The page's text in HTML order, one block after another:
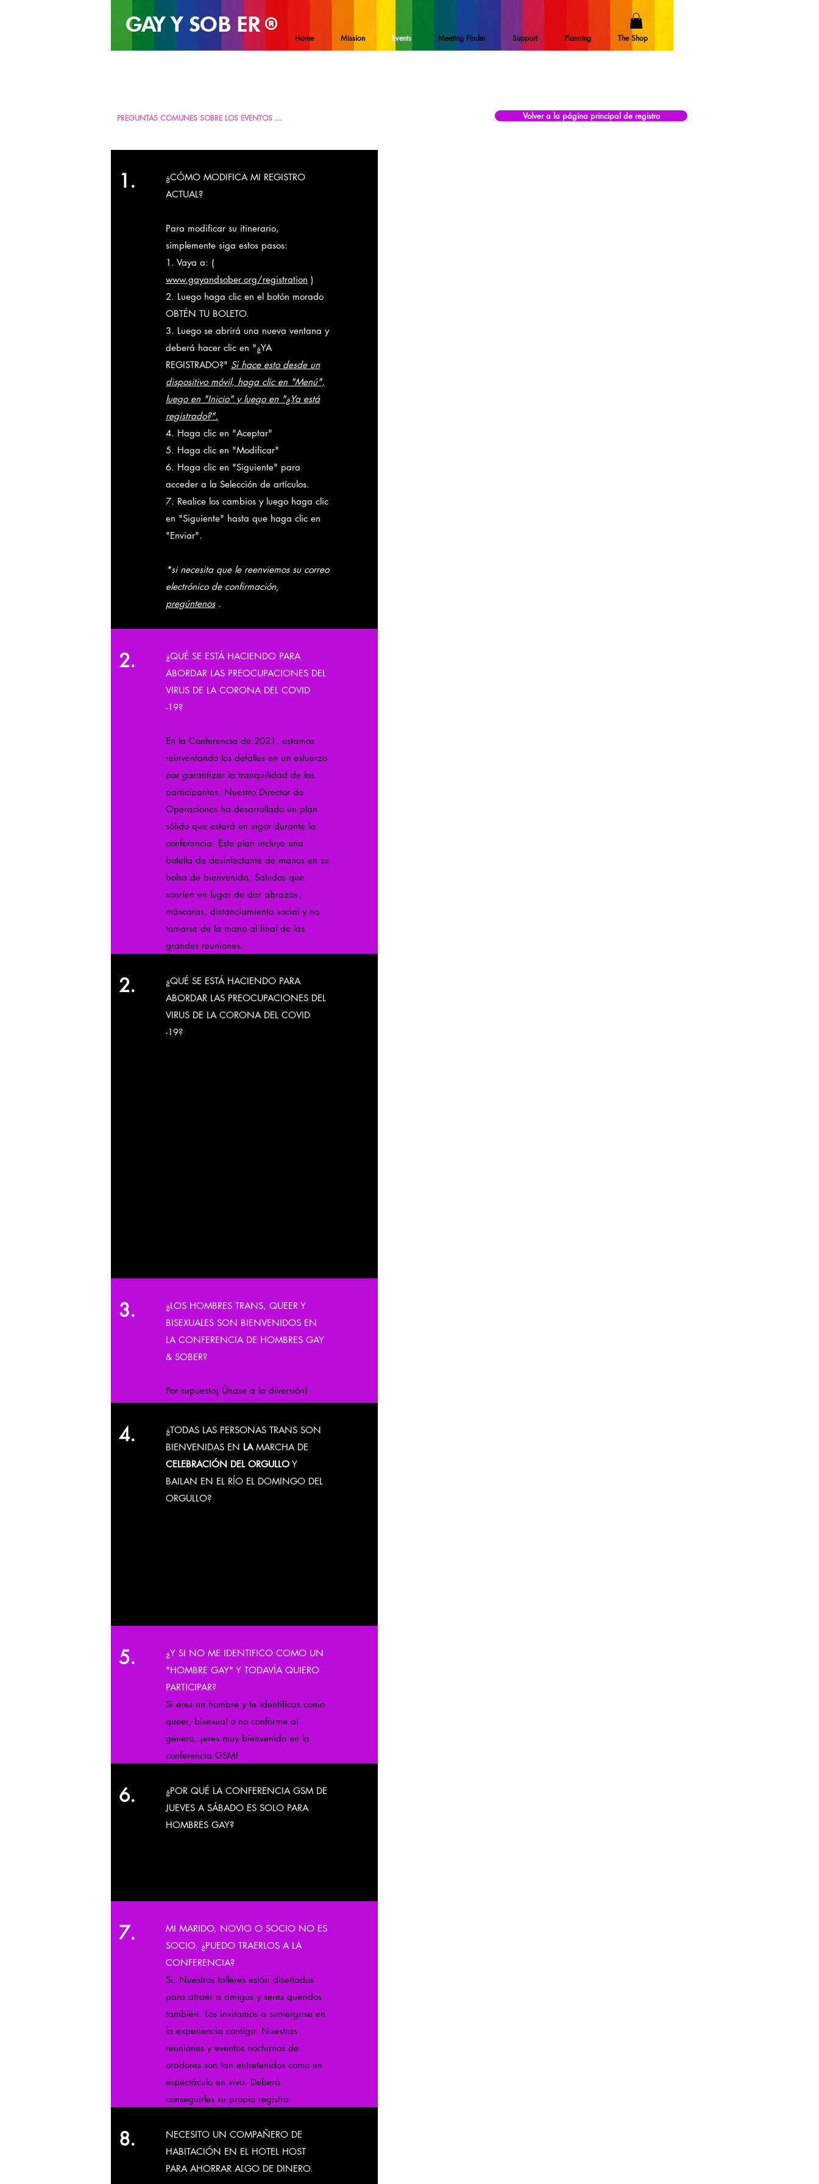
Home Mission Events Meeting Finder Support Planning The Shop
GAY Y SOB ER®
PREGUNTAS COMUNES SOBRE LOS EVENTOS ... Volver a la página principal de registro
1.
¿CÓMO MODIFICA MI REGISTRO
ACTUAL?
Para modificar su itinerario,
simplemente siga estos pasos:
1. Vaya a: (
www.gayandsober.org/registration )
2. Luego haga clic en el botón morado
OBTÉN TU BOLETO.
3. Luego se abrirá una nueva ventana y
deberá hacer clic en "¿YA
REGISTRADO?" Si hace esto desde un
dispositivo móvil, haga clic en "Menú",
luego en "Inicio" y luego en "¿Ya está
registrado?".
4. Haga clic en "Aceptar"
5. Haga clic en "Modificar"
6. Haga clic en "Siguiente" para
acceder a la Selección de artículos.
7. Realice los cambios y luego haga clic
en "Siguiente" hasta que haga clic en
"Enviar".
*si necesita que le reenviemos su correo
electrónico de confirmación,
pregúntenos.
2.
¿QUÉ SE ESTÁ HACIENDO PARA
ABORDAR LAS PREOCUPACIONES DEL
VIRUS DE LA CORONA DEL COVID
-19?
En la Conferencia de 2021, estamos
reinventando los detalles en un esfuerzo
por garantizar la tranquilidad de los
participantes. Nuestro Director de
Operaciones ha desarrollado un plan
sólido que estará en vigor durante la
conferencia. Este plan incluye una
botella de desinfectante de manos en su
bolsa de bienvenida, Saludos que
sonríen en lugar de dar abrazos ,
máscaras, distanciamiento social y no
tomarse de la mano al final de las
grandes reuniones.
2.
¿QUÉ SE ESTÁ HACIENDO PARA
ABORDAR LAS PREOCUPACIONES DEL
VIRUS DE LA CORONA DEL COVID
-19?
3.
¿LOS HOMBRES TRANS, QUEER Y
BISEXUALES SON BIENVENIDOS EN
LA CONFERENCIA DE HOMBRES GAY
& SOBER?
Por supuesto¡ Únase a la diversión!
4.
¿TODAS LAS PERSONAS TRANS SON
BIENVENIDAS EN LAMARCHA DE
CELEBRACIÓN DEL ORGULLO Y
BAILAN EN EL RÍO EL DOMINGO DEL
ORGULLO?
5.
¿Y SI NO ME IDENTIFICO COMO UN
"HOMBRE GAY" Y TODAVÍA QUIERO
PARTICIPAR?
Si eres un hombre y te identificas como
queer, bisexual o no conforme al
género, ¡eres muy bienvenido en la
conferencia GSM!
6.
¿POR QUÉ LA CONFERENCIA GSM DE
JUEVES A SÁBADO ES SOLO PARA
HOMBRES GAY?
7.
MI MARIDO, NOVIO O SOCIO NO ES
SOCIO. ¿PUEDO TRAERLOS A LA
CONFERENCIA?
Si. Nuestros talleres están diseñados
para atraer a amigos y seres queridos
también. Los invitamos a sumergirse en
la experiencia contigo. Nuestras
reuniones y eventos nocturnos de
oradores son tan entretenidos como un
espectáculo en vivo. Deberá
conseguirles su propio registro.
8.
NECESITO UN COMPAÑERO DE
HABITACIÓN EN EL HOTEL HOST
PARA AHORRAR ALGO DE DINERO.